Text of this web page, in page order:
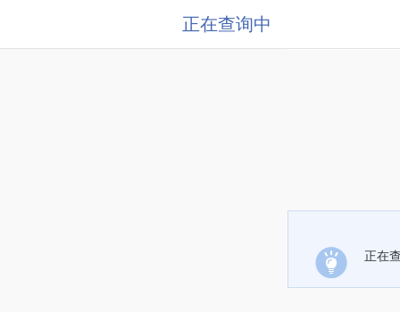
正在查询中
正在